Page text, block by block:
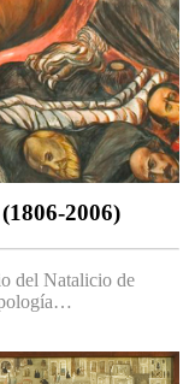
2006)
del Natalicio de